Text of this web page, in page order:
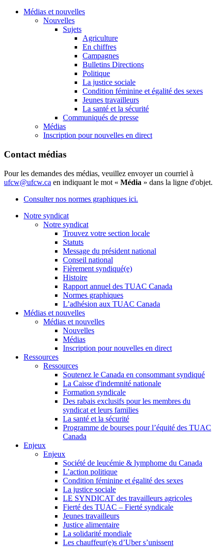
Médias et nouvelles
Nouvelles
Sujets
Agriculture
En chiffres
Campagnes
Bulletins Directions
Politique
La justice sociale
Condition féminine et égalité des sexes
Jeunes travailleurs
La santé et la sécurité
Communiqués de presse
Médias
Inscription pour nouvelles en direct
Contact médias
Pour les demandes des médias, veuillez envoyer un courriel à
ufcw@ufcw.ca en indiquant le mot « Média » dans la ligne d'objet.
Consulter nos normes graphiques ici.
Notre syndicat
Notre syndicat
Trouvez votre section locale
Statuts
Message du président national
Conseil national
Fièrement syndiqué(e)
Histoire
Rapport annuel des TUAC Canada
Normes graphiques
L’adhésion aux TUAC Canada
Médias et nouvelles
Médias et nouvelles
Nouvelles
Médias
Inscription pour nouvelles en direct
Ressources
Ressources
Soutenez le Canada en consommant syndiqué
La Caisse d'indemnité nationale
Formation syndicale
Des rabais exclusifs pour les membres du
syndicat et leurs families
La santé et la sécurité
Programme de bourses pour l’équité des TUAC
Canada
Enjeux
Enjeux
Société de leucémie & lymphome du Canada
L’action politique
Condition féminine et égalité des sexes
La justice sociale
LE SYNDICAT des travailleurs agricoles
Fierté des TUAC – Fierté syndicale
Jeunes travailleurs
Justice alimentaire
La solidarité mondiale
Les chauffeur(e)s d’Uber s’unissent